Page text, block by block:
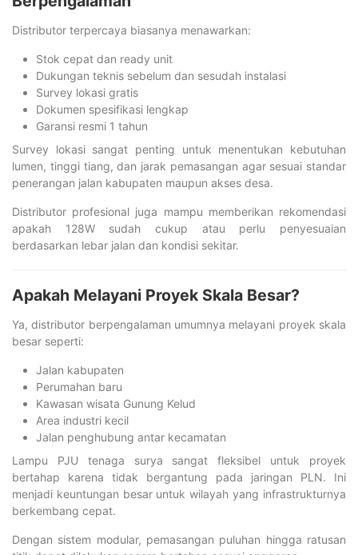
Distributor terpercaya biasanya menawarkan:
Stok cepat dan ready unit
Dukungan teknis sebelum dan sesudah instalasi
Survey lokasi gratis
Dokumen spesifikasi lengkap
Garansi resmi 1 tahun
Survey lokasi sangat penting untuk menentukan kebutuhan
lumen, tinggi tiang, dan jarak pemasangan agar sesuai standar
penerangan jalan kabupaten maupun akses desa.
Distributor profesional juga mampu memberikan rekomendasi
apakah 128W sudah cukup atau perlu penyesuaian
berdasarkan lebar jalan dan kondisi sekitar.
Apakah Melayani Proyek Skala Besar?
Ya, distributor berpengalaman umumnya melayani proyek skala
besar seperti:
Jalan kabupaten
Perumahan baru
Kawasan wisata Gunung Kelud
Area industri kecil
Jalan penghubung antar kecamatan
Lampu PJU tenaga surya sangat fleksibel untuk proyek
bertahap karena tidak bergantung pada jaringan PLN. Ini
menjadi keuntungan besar untuk wilayah yang infrastrukturnya
berkembang cepat.
Dengan sistem modular, pemasangan puluhan hingga ratusan